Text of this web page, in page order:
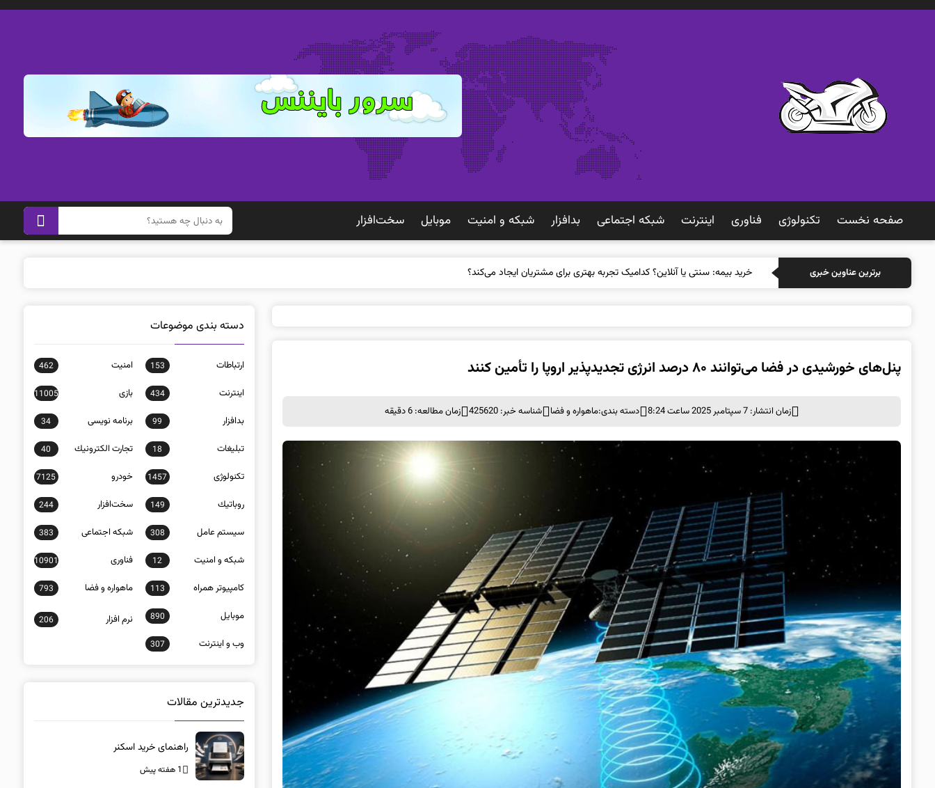
صفحه نخست تکنولوژی فناوری اينترنت شبكه اجتماعی بدافزار شبكه و امنيت موبايل سخت‌افزار
برترین عناوین خبری خرید بیمه
پنل‌های خورشیدی در فضا می‌توانند ۸۰ درصد انرژی تجدیدپذیر اروپا را تأمین کنند
زمان انتشار: 7 سپتامبر 2025 ساعت 8:24 دسته بندی:ماهواره و فضا شناسه خبر: 425620 زمان مطالعه: 6 دقیقه
دسته بندی موضوعات
ارتباطات 153 امنيت 462
اينترنت 434 بازی 11005
بدافزار 99 برنامه نويسی 34
تبلیغات 18 تجارت الكترونيك 40
تکنولوژی 1457 خودرو 7125
روباتيك 149 سخت‌افزار 244
سيستم عامل 308 شبكه اجتماعی 383
شبكه و امنيت 12 فناوری 10901
كامپيوتر همراه 113 ماهواره و فضا 793
موبايل 890 نرم افزار 206
وب و اينترنت 307
جدیدترین مقالات
راهنمای خرید اسکنر
1 هفته پیش